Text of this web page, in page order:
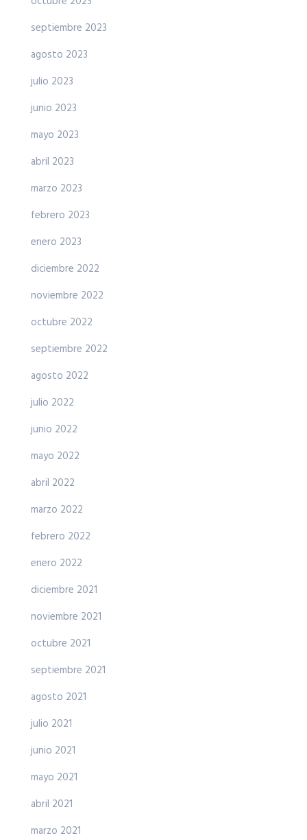
septiembre 2023
agosto 2023
julio 2023
junio 2023
mayo 2023
abril 2023
marzo 2023
febrero 2023
enero 2023
diciembre 2022
noviembre 2022
octubre 2022
septiembre 2022
agosto 2022
julio 2022
junio 2022
mayo 2022
abril 2022
marzo 2022
febrero 2022
enero 2022
diciembre 2021
noviembre 2021
octubre 2021
septiembre 2021
agosto 2021
julio 2021
junio 2021
mayo 2021
abril 2021
marzo 2021